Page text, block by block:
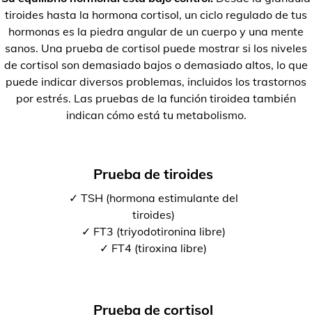
tiroides hasta la hormona cortisol, un ciclo regulado de tus
hormonas es la piedra angular de un cuerpo y una mente
sanos. Una prueba de cortisol puede mostrar si los niveles
de cortisol son demasiado bajos o demasiado altos, lo que
puede indicar diversos problemas, incluidos los trastornos
por estrés. Las pruebas de la función tiroidea también
indican cómo está tu metabolismo.
Prueba de tiroides
✓ TSH (hormona estimulante del
tiroides)
✓ FT3 (triyodotironina libre)
✓ FT4 (tiroxina libre)
Prueba de cortisol